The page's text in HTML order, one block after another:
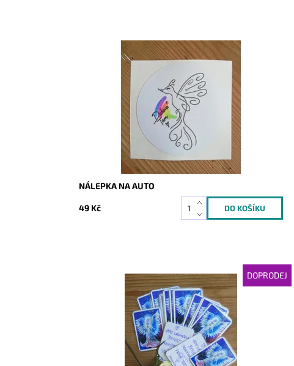
Dostupnost:
Skladem
3393
NÁLEPKA NA AUTO
49 Kč
DOPRODEJ
Vyprodáno
3994